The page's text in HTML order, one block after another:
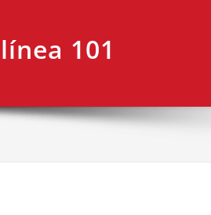
101